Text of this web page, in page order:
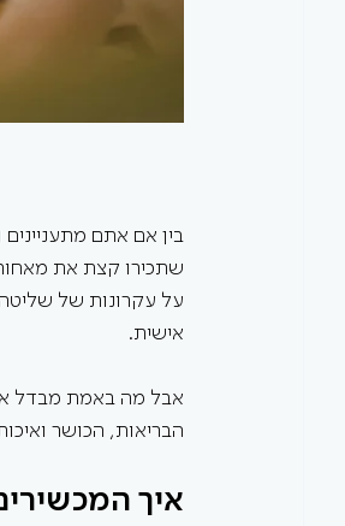
בין אם אתם
שתכירו קצת את
על עקרונות של
אישית.
אבל מה באמת מבדל
הבריאות, הכושר
איך